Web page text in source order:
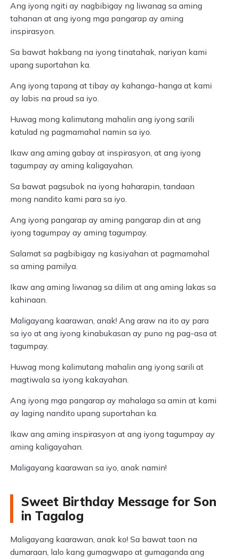
Ang iyong ngiti ay nagbibigay ng liwanag sa aming
tahanan at ang iyong mga pangarap ay aming
inspirasyon.
Sa bawat hakbang na iyong tinatahak, nariyan kami
upang suportahan ka.
Ang iyong tapang at tibay ay kahanga-hanga at kami
ay labis na proud sa iyo.
Huwag mong kalimutang mahalin ang iyong sarili
katulad ng pagmamahal namin sa iyo.
Ikaw ang aming gabay at inspirasyon, at ang iyong
tagumpay ay aming kaligayahan.
Sa bawat pagsubok na iyong haharapin, tandaan
mong nandito kami para sa iyo.
Ang iyong pangarap ay aming pangarap din at ang
iyong tagumpay ay aming tagumpay.
Salamat sa pagbibigay ng kasiyahan at pagmamahal
sa aming pamilya.
Ikaw ang aming liwanag sa dilim at ang aming lakas sa
kahinaan.
Maligayang kaarawan, anak! Ang araw na ito ay para
sa iyo at ang iyong kinabukasan ay puno ng pag-asa at
tagumpay.
Huwag mong kalimutang mahalin ang iyong sarili at
magtiwala sa iyong kakayahan.
Ang iyong mga pangarap ay mahalaga sa amin at kami
ay laging nandito upang suportahan ka.
Ikaw ang aming inspirasyon at ang iyong tagumpay ay
aming kaligayahan.
Maligayang kaarawan sa iyo, anak namin!
Sweet Birthday Message for Son
in Tagalog
Maligayang kaarawan, anak ko! Sa bawat taon na
dumaraan, lalo kang gumagwapo at gumaganda ang